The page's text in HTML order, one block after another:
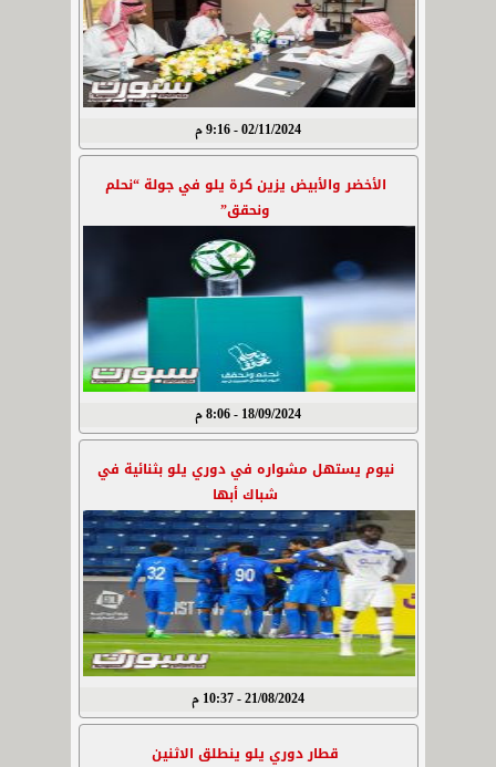
02/11/2024 - 9:16 م
الأخضر والأبيض يزين كرة يلو في جولة “نحلم
ونحقق”
18/09/2024 - 8:06 م
نيوم يستهل مشواره في دوري يلو بثنائية في
شباك أبها
21/08/2024 - 10:37 م
قطار دوري يلو ينطلق الاثنين